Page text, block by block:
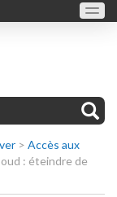
> Accès aux
: éteindre de